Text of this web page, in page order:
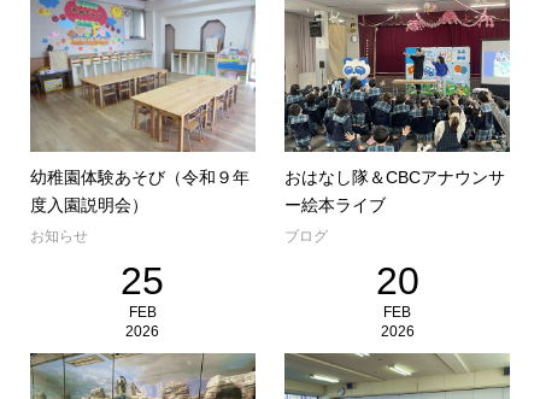
幼稚園体験あそび（令和９年
度入園説明会）
お知らせ
おはなし隊＆CBCアナウンサ
ー絵本ライブ
ブログ
25
FEB
2026
20
FEB
2026